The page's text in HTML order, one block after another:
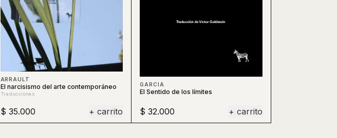
ARRAULT
El narcisismo del arte contemporáneo
Traducciones
$ 35.000 + carrito
GARCIA
El Sentido de los límites
$ 32.000 + carrito